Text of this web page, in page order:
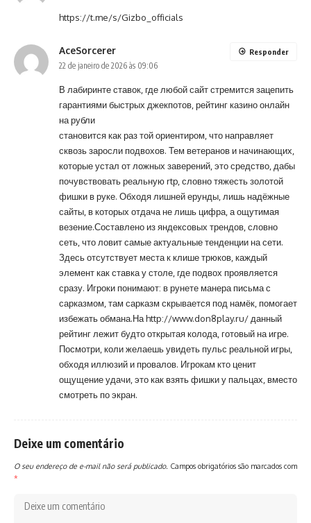
https://t.me/s/Gizbo_officials
AceSorcerer
22 de janeiro de 2026 às 09:06
В лабиринте ставок, где любой сайт стремится зацепить
гарантиями быстрых джекпотов, рейтинг казино онлайн
на рубли
становится как раз той ориентиром, что направляет
сквозь заросли подвохов. Тем ветеранов и начинающих,
которые устал от ложных заверений, это средство, дабы
почувствовать реальную rtp, словно тяжесть золотой
фишки в руке. Обходя лишней ерунды, лишь надёжные
сайты, в которых отдача не лишь цифра, а ощутимая
везение.Составлено из яндексовых трендов, словно
сеть, что ловит самые актуальные тенденции на сети.
Здесь отсутствует места к клише трюков, каждый
элемент как ставка у столе, где подвох проявляется
сразу. Игроки понимают: в рунете манера письма с
сарказмом, там сарказм скрывается под намёк, помогает
избежать обмана.Наhttp://www.don8play.ru/ данный
рейтинг лежит будто открытая колода, готовый на игре.
Посмотри, коли желаешь увидеть пульс реальной игры,
обходя иллюзий и провалов. Игрокам кто ценит
ощущение удачи, это как взять фишки у пальцах, вместо
смотреть по экран.
Responder
Deixe um comentário
O seu endereço de e-mail não será publicado. Campos obrigatórios são marcados com
*